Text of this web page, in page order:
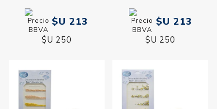
$U 213
$U 250
$U 213
$U 250